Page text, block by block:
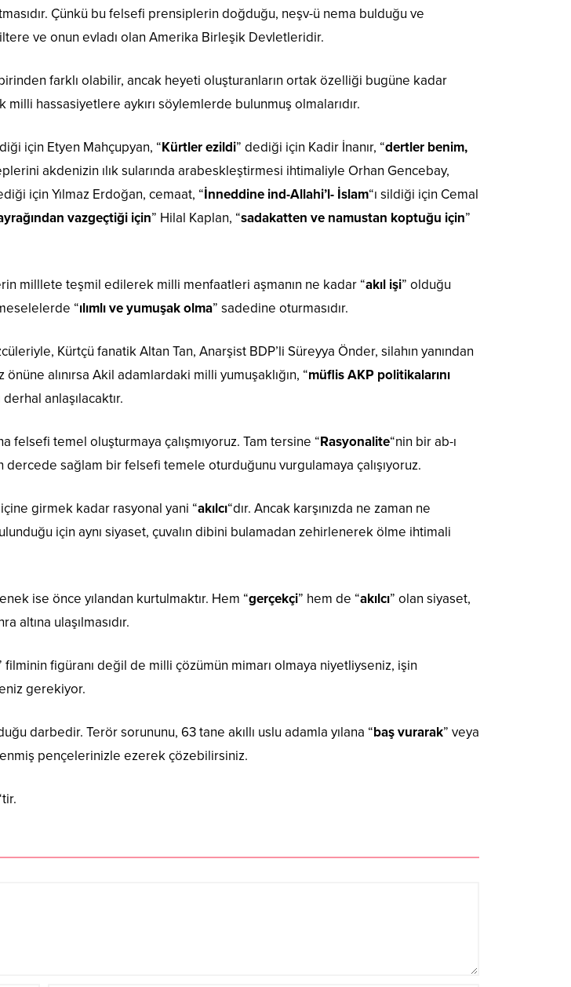
Çünkü bu felsefi prensiplerin doğduğu, neşv-ü nema bulduğu ve
ve onun evladı olan Amerika Birleşik Devletleridir.
farklı olabilir, ancak heyeti oluşturanların ortak özelliği bugüne kadar
hassasiyetlere aykırı söylemlerde bulunmuş olmalarıdır.
için Etyen Mahçupyan, “Kürtler ezildi” dediği için Kadir İnanır, “dertler benim,
akdenizin ılık sularında arabeskleştirmesi ihtimaliyle Orhan Gencebay,
için Yılmaz Erdoğan, cemaat, “İnneddine ind-Allahi’l- İslam“ı sildiği için Cemal
vazgeçtiği için” Hilal Kaplan, “sadakatten ve namustan koptuğu için”
milllete teşmil edilerek milli menfaatleri aşmanın ne kadar “akıl işi” olduğu
“ılımlı ve yumuşak olma” sadedine oturmasıdır.
Kürtçü fanatik Altan Tan, Anarşist BDP’li Süreyya Önder, silahın yanından
alınırsa Akil adamlardaki milli yumuşaklığın, “müflis AKP politikalarını
anlaşılacaktır.
felsefi temel oluşturmaya çalışmıyoruz. Tam tersine “Rasyonalite“nin bir ab-ı
dercede sağlam bir felsefi temele oturduğunu vurgulamaya çalışıyoruz.
girmek kadar rasyonal yani “akılcı“dır. Ancak karşınızda ne zaman ne
için aynı siyaset, çuvalın dibini bulamadan zehirlenerek ölme ihtimali
ise önce yılandan kurtulmaktır. Hem “gerçekçi” hem de “akılcı” olan siyaset,
altına ulaşılmasıdır.
filminin figüranı değil de milli çözümün mimarı olmaya niyetliyseniz, işin
gerekiyor.
darbedir. Terör sorununu, 63 tane akıllı uslu adamla yılana “baş vurarak” veya
pençelerinizle ezerek çözebilirsiniz.